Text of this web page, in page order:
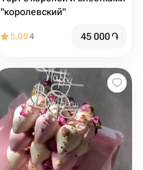
"королевский"
5.004 45 000֏